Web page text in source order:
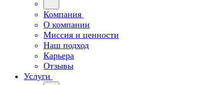
Компания
О компании
Миссия и ценности
Наш подход
Карьера
Отзывы
Услуги